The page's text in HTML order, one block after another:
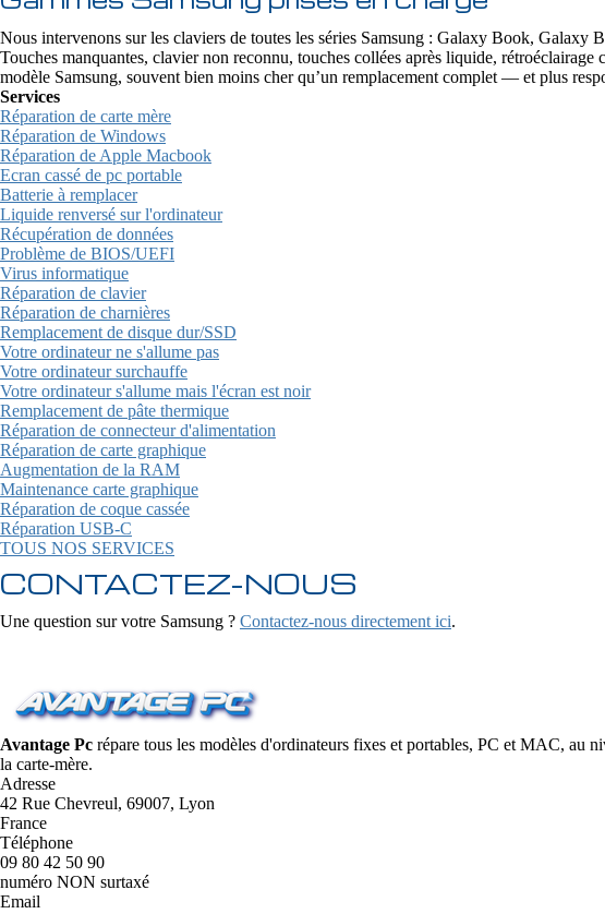
Nous intervenons sur les claviers de toutes les séries Samsung : Galaxy Book,
Touches manquantes, clavier non reconnu, touches collées après liquide,
modèle Samsung, souvent bien moins cher qu’un remplacement complet — et plus
Services
Réparation de carte mère
Réparation de Windows
Réparation de Apple Macbook
Ecran cassé de pc portable
Batterie à remplacer
Liquide renversé sur l'ordinateur
Récupération de données
Problème de BIOS/UEFI
Virus informatique
Réparation de clavier
Réparation de charnières
Remplacement de disque dur/SSD
Votre ordinateur ne s'allume pas
Votre ordinateur surchauffe
Votre ordinateur s'allume mais l'écran est noir
Remplacement de pâte thermique
Réparation de connecteur d'alimentation
Réparation de carte graphique
Augmentation de la RAM
Maintenance carte graphique
Réparation de coque cassée
Réparation USB-C
TOUS NOS SERVICES
CONTACTEZ-NOUS
Une question sur votre Samsung ? Contactez-nous directement ici.
Avantage Pc répare tous les modèles d'ordinateurs fixes et portables, PC et MAC, au
la carte-mère.
Adresse
42 Rue Chevreul, 69007, Lyon
France
Téléphone
09 80 42 50 90
numéro NON surtaxé
Email